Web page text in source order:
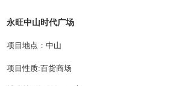
永旺中山时代广场
项目地点： 中山
项目性质:百货商场